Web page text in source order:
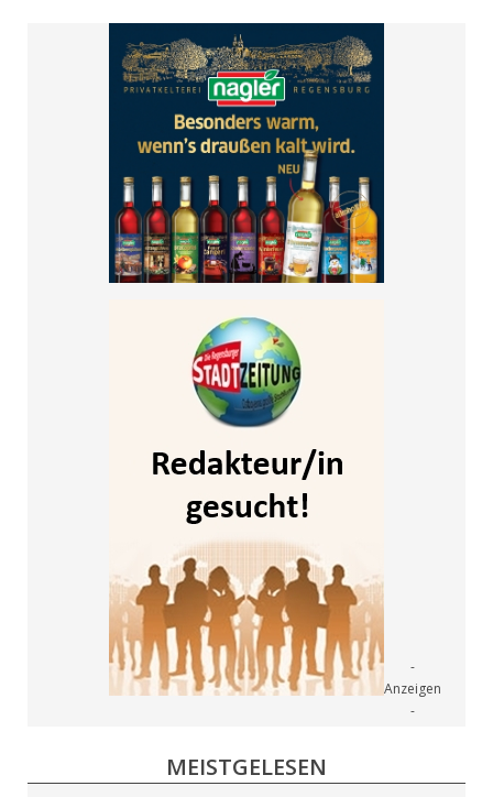
MEISTGELESEN